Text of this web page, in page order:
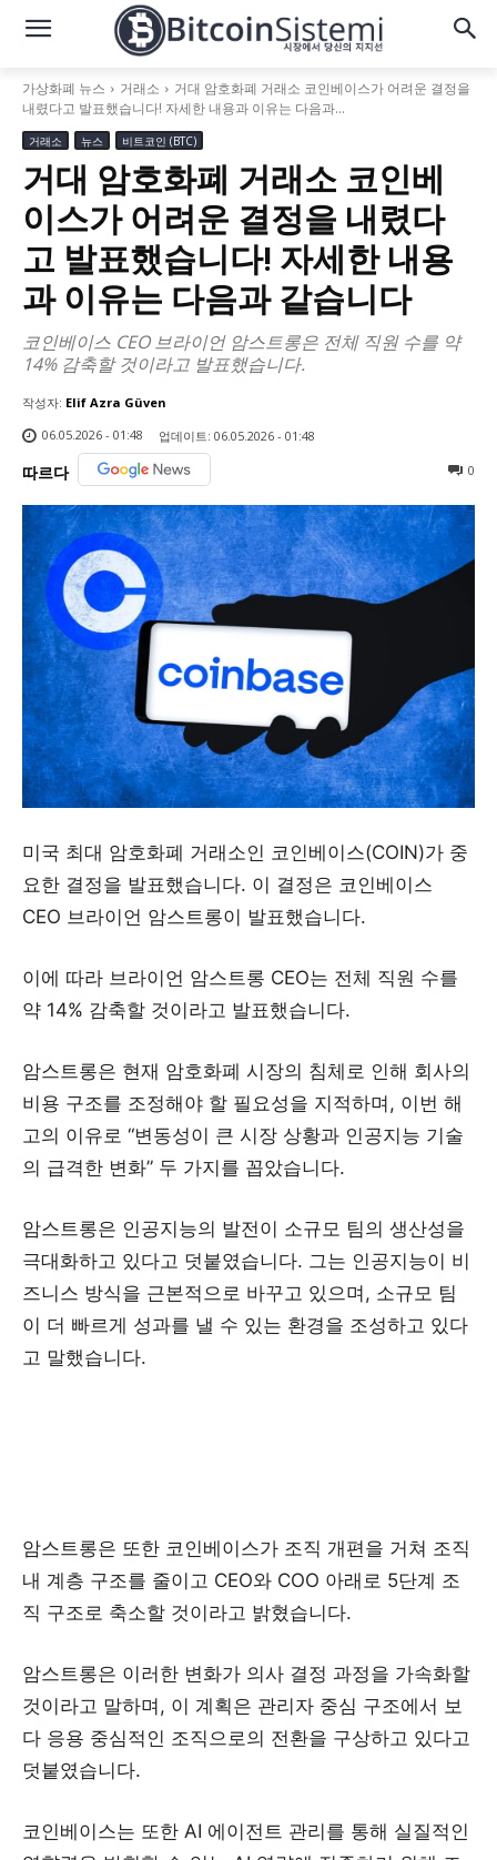
가상화폐 뉴스 거래소
거대 암호화폐 거래소 코인베이스가 어려운 결정을
내렸다고 발표했습니다! 자세한 내용과 이유는 다음과...
거래소 뉴스 비트코인 (BTC)
거대 암호화폐 거래소 코인베
이스가 어려운 결정을 내렸다
고 발표했습니다! 자세한 내용
과 이유는 다음과 같습니다
코인베이스 CEO 브라이언 암스트롱은 전체 직원 수를 약
14% 감축할 것이라고 발표했습니다.
작성자: Elif Azra Güven
06.05.2026 - 01:48
업데이트: 06.05.2026 - 01:48
따르다 0
미국 최대 암호화폐 거래소인 코인베이스(COIN)가 중
요한 결정을 발표했습니다. 이 결정은 코인베이스
CEO 브라이언 암스트롱이 발표했습니다.
이에 따라 브라이언 암스트롱 CEO는 전체 직원 수를
약 14% 감축할 것이라고 발표했습니다.
암스트롱은 현재 암호화폐 시장의 침체로 인해 회사의
비용 구조를 조정해야 할 필요성을 지적하며, 이번 해
고의 이유로 “변동성이 큰 시장 상황과 인공지능 기술
의 급격한 변화” 두 가지를 꼽았습니다.
암스트롱은 인공지능의 발전이 소규모 팀의 생산성을
극대화하고 있다고 덧붙였습니다. 그는 인공지능이 비
즈니스 방식을 근본적으로 바꾸고 있으며, 소규모 팀
이 더 빠르게 성과를 낼 수 있는 환경을 조성하고 있다
고 말했습니다.
암스트롱은 또한 코인베이스가 조직 개편을 거쳐 조직
내 계층 구조를 줄이고 CEO와 COO 아래로 5단계 조
직 구조로 축소할 것이라고 밝혔습니다.
암스트롱은 이러한 변화가 의사 결정 과정을 가속화할
것이라고 말하며, 이 계획은 관리자 중심 구조에서 보
다 응용 중심적인 조직으로의 전환을 구상하고 있다고
덧붙였습니다.
코인베이스는 또한 AI 에이전트 관리를 통해 실질적인